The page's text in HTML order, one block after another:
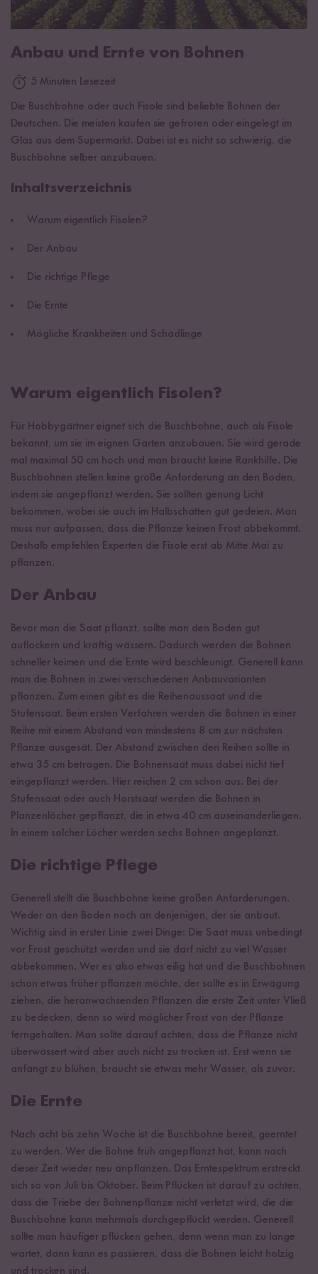
Anbau und Ernte von Bohnen
5 Minuten Lesezeit
Die Buschbohne oder auch Fisole sind beliebte Bohnen der
Deutschen. Die meisten kaufen sie gefroren oder eingelegt im
Glas aus dem Supermarkt. Dabei ist es nicht so schwierig, die
Buschbohne selber anzubauen.
Inhaltsverzeichnis
Warum eigentlich Fisolen?
Der Anbau
Die richtige Pflege
Die Ernte
Mögliche Krankheiten und Schädlinge
Warum eigentlich Fisolen?
Für Hobbygärtner eignet sich die Buschbohne, auch als Fisole
bekannt, um sie im eignen Garten anzubauen. Sie wird gerade
mal maximal 50 cm hoch und man braucht keine Rankhilfe. Die
Buschbohnen stellen keine große Anforderung an den Boden,
indem sie angepflanzt werden. Sie sollten genung Licht
bekommen, wobei sie auch im Halbschatten gut gedeien. Man
muss nur aufpassen, dass die Pflanze keinen Frost abbekommt.
Deshalb empfehlen Experten die Fisole erst ab Mitte Mai zu
pflanzen.
Der Anbau
Bevor man die Saat pflanzt, sollte man den Boden gut
auflockern und kräftig wässern. Dadurch werden die Bohnen
schneller keimen und die Ernte wird beschleunigt. Generell kann
man die Bohnen in zwei verschiedenen Anbauvarianten
pflanzen. Zum einen gibt es die Reihenaussaat und die
Stufensaat. Beim ersten Verfahren werden die Bohnen in einer
Reihe mit einem Abstand von mindestens 8 cm zur nächsten
Pflanze ausgesät. Der Abstand zwischen den Reihen sollte in
etwa 35 cm betragen. Die Bohnensaat muss dabei nicht tief
eingepflanzt werden. Hier reichen 2 cm schon aus. Bei der
Stufensaat oder auch Horstsaat werden die Bohnen in
Planzenlöcher gepflanzt, die in etwa 40 cm auseinanderliegen.
In einem solcher Löcher werden sechs Bohnen angeplanzt.
Die richtige Pflege
Generell stellt die Buschbohne keine großen Anforderungen.
Weder an den Boden noch an denjenigen, der sie anbaut.
Wichtig sind in erster Linie zwei Dinge: Die Saat muss unbedingt
vor Frost geschützt werden und sie darf nicht zu viel Wasser
abbekommen. Wer es also etwas eilig hat und die Buschbohnen
schon etwas früher pflanzen möchte, der sollte es in Erwägung
ziehen, die heranwachsenden Pflanzen die erste Zeit unter Vließ
zu bedecken, denn so wird möglicher Frost von der Pflanze
ferngehalten. Man sollte darauf achten, dass die Pflanze nicht
überwässert wird aber auch nicht zu trocken ist. Erst wenn sie
anfängt zu blühen, braucht sie etwas mehr Wasser, als zuvor.
Die Ernte
Nach acht bis zehn Woche ist die Buschbohne bereit, geerntet
zu werden. Wer die Bohne früh angepflanzt hat, kann nach
dieser Zeit wieder neu anpflanzen. Das Erntespektrum erstreckt
sich so von Juli bis Oktober. Beim Pflücken ist darauf zu achten,
dass die Triebe der Bohnenpflanze nicht verletzt wird, die die
Buschbohne kann mehrmals durchgepflückt werden. Generell
sollte man häufiger pflücken gehen, denn wenn man zu lange
wartet, dann kann es passieren, dass die Bohnen leicht holzig
und trocken sind.